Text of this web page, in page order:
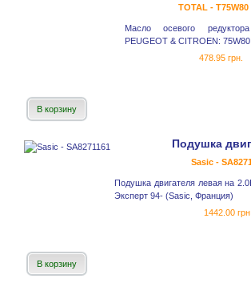
TOTAL - T75W80
Масло осевого
PEUGEOT & CITROEN: 75W80
478.95 грн.
В корзину
Подушка
Sasic -
Подушка двигателя левая на
Эксперт 94- (Sasic, Франция)
1442.00 грн.
В корзину